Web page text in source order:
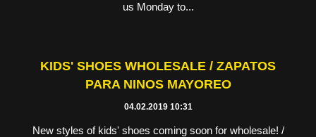
us Monday to...
KIDS' SHOES WHOLESALE / ZAPATOS
PARA NINOS MAYOREO
04.02.2019 10:31
New styles of kids' shoes coming soon for wholesale! /